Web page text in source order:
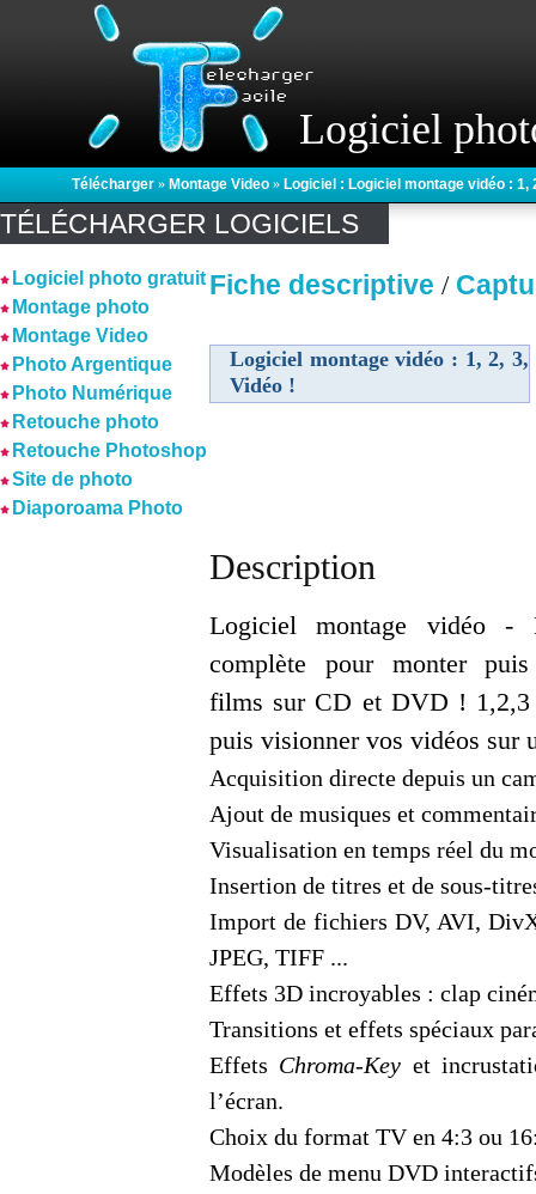
Logiciel
Télécharger » Montage Video » Logiciel : Logiciel montage vidéo : 1,
TÉLÉCHARGER LOGICIELS
Logiciel photo gratuit
Montage photo
Montage Video
Photo Argentique
Photo Numérique
Retouche photo
Retouche Photoshop
Site de photo
Diaporoama Photo
Fiche descriptive /
Logiciel montage vidéo : 1, 2, 3,
Vidéo !
Description
Logiciel montage vidéo -
complète pour monter
films sur CD et DVD ! 1,2,3
puis visionner vos vidéos sur
Acquisition directe depuis un
Ajout de musiques et
Visualisation en temps réel du
Insertion de titres et de sous-
Import de fichiers DV, AVI,
JPEG, TIFF ...
Effets 3D incroyables : clap
Transitions et effets spéciaux
Effets Chroma-Key et
l’écran.
Choix du format TV en 4:3 ou
Modèles de menu DVD